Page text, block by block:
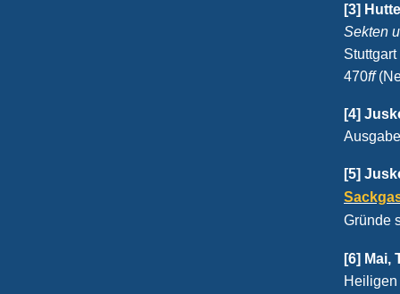
[3]
Sekten
470ff
[4]
[5]
Gründe
[6] Mai,
Heiligen